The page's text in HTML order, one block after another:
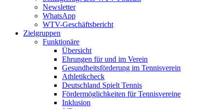
Newsletter
WhatsApp
WTV-Geschäftsbericht
Zielgruppen
Funktionäre
Übersicht
Ehrungen für und im Verein
Gesundheitsförderung im Tennisverein
Athletikcheck
Deutschland Spielt Tennis
Fördermöglichkeiten für Tennisvereine
Inklusion